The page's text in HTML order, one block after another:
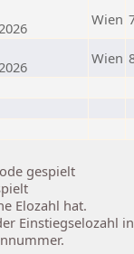
Wien
Wien
gespielt
Elozahl hat.
Einstiegselozahl